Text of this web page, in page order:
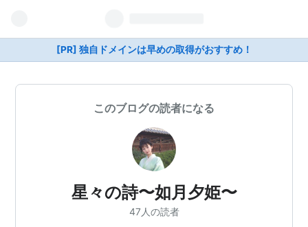
[PR] 独自ドメインは早めの取得がおすすめ！
このブログの読者になる
星々の詩〜如月夕姫〜
47人の読者